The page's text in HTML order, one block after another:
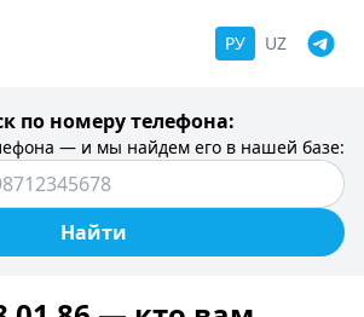
РУ UZ
по номеру телефона:
— и мы найдем его в нашей базе:
Найти